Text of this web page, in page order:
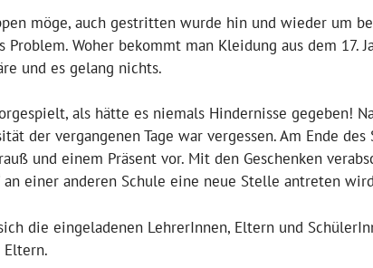
möge, auch gestritten wurde hin und wieder um
Woher bekommt man Kleidung aus dem 17.
und es gelang nichts.
als hätte es niemals Hindernisse gegeben!
der vergangenen Tage war vergessen. Am Ende
und einem Präsent vor. Mit den Geschenken
einer anderen Schule eine neue Stelle antreten
die eingeladenen LehrerInnen, Eltern und
Eltern.